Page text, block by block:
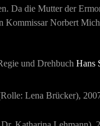
Da die Mutter der
Kommissar Norbert
und Drehbuch Hans
Lena Brücker),